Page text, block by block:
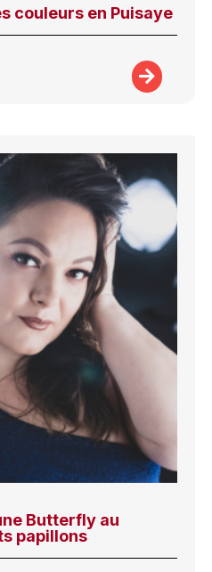
couleurs en Puisaye
Butterfly au
papillons